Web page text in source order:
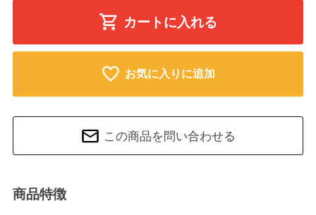
カートに入れる
お気に入りに追加
この商品を問い合わせる
商品特徴